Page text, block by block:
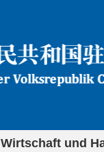
Wirtschaft und